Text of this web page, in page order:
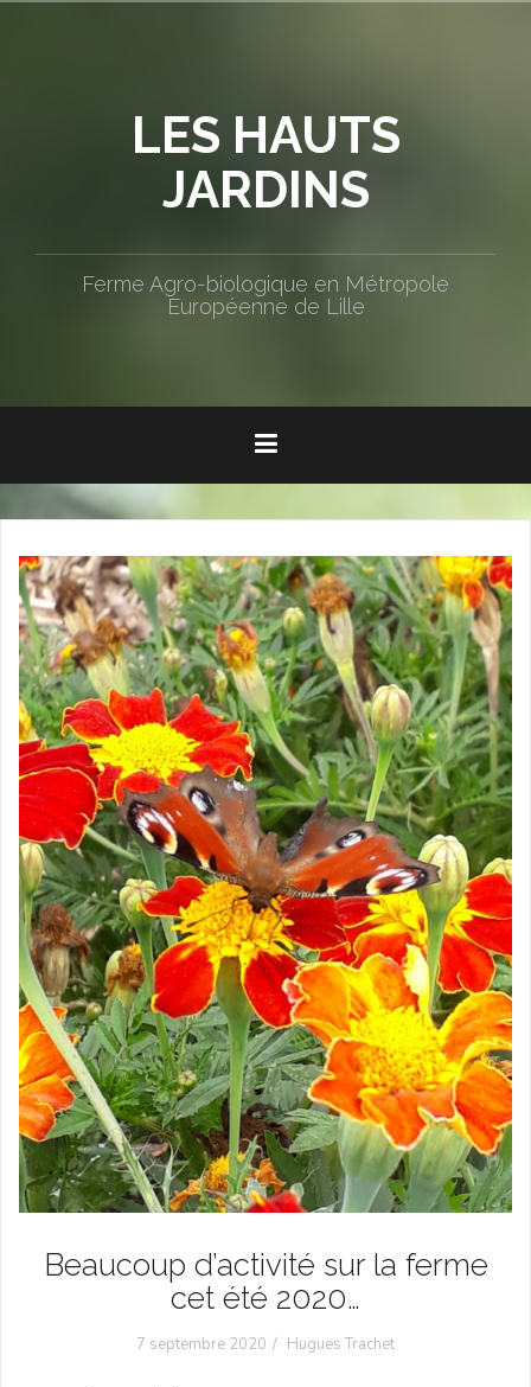
LES HAUTS
JARDINS
Ferme Agro-biologique en Métropole
Européenne de Lille
Beaucoup d’activité sur la ferme
cet été 2020…
7 septembre 2020 Hugues Trachet